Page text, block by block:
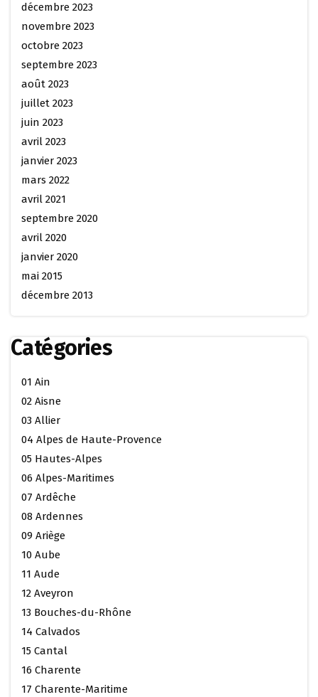
décembre 2023
novembre 2023
octobre 2023
septembre 2023
août 2023
juillet 2023
juin 2023
avril 2023
janvier 2023
mars 2022
avril 2021
septembre 2020
avril 2020
janvier 2020
mai 2015
décembre 2013
Catégories
01 Ain
02 Aisne
03 Allier
04 Alpes de Haute-Provence
05 Hautes-Alpes
06 Alpes-Maritimes
07 Ardêche
08 Ardennes
09 Ariège
10 Aube
11 Aude
12 Aveyron
13 Bouches-du-Rhône
14 Calvados
15 Cantal
16 Charente
17 Charente-Maritime